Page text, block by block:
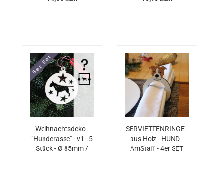
Stück - Ø 105mm /
Weihnachtsdeko -
"Hunderasse" - v1 - 5
Stück - Ø 85mm /
SERVIETTENRINGE -
aus Holz - HUND -
AmStaff - 4er SET